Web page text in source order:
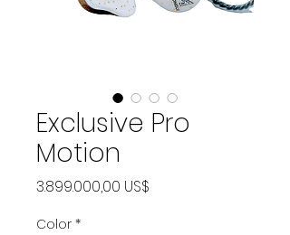
Exclusive Pro
Motion
3.899.000,00 US$
Color *